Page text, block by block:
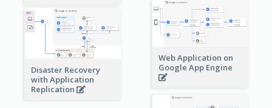
Web Application on
Google App Engine
Disaster Recovery
with Application
Replication